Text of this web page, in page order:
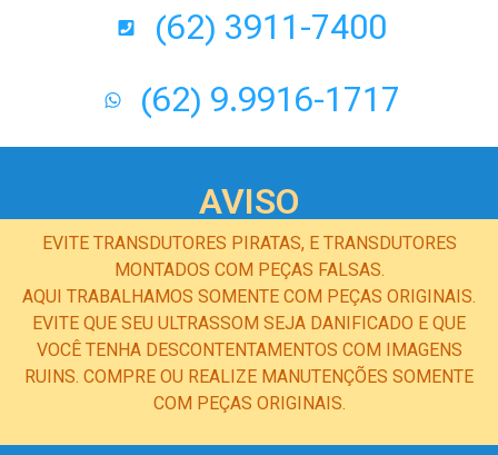
(62) 3911-7400
(62) 9.9916-1717
AVISO
EVITE TRANSDUTORES PIRATAS, E TRANSDUTORES
MONTADOS COM PEÇAS FALSAS.
AQUI TRABALHAMOS SOMENTE COM PEÇAS ORIGINAIS.
EVITE QUE SEU ULTRASSOM SEJA DANIFICADO E QUE
VOCÊ TENHA DESCONTENTAMENTOS COM IMAGENS
RUINS. COMPRE OU REALIZE MANUTENÇÕES SOMENTE
COM PEÇAS ORIGINAIS.